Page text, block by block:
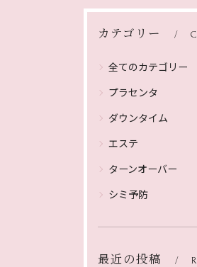
カテゴリー
全てのカテゴリー
プラセンタ
ダウンタイム
エステ
ターンオーバー
シミ予防
最近の投稿